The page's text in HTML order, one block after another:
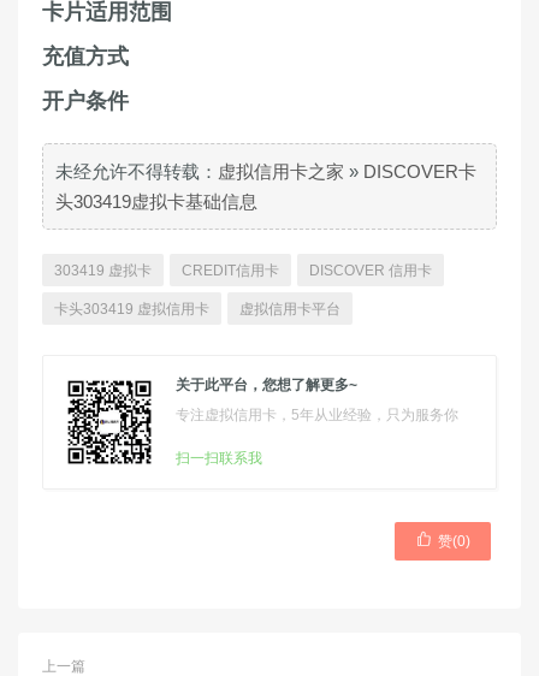
卡片适用范围
充值方式
开户条件
未经允许不得转载： 虚拟信用卡之家 » DISCOVER卡
头303419虚拟卡基础信息
303419 虚拟卡 CREDIT信用卡 DISCOVER 信用卡
卡头303419 虚拟信用卡 虚拟信用卡平台
关于此平台，您想了解更多~
专注虚拟信用卡，5年从业经验，只为服务你
扫一扫联系我
 赞(0)
上一篇